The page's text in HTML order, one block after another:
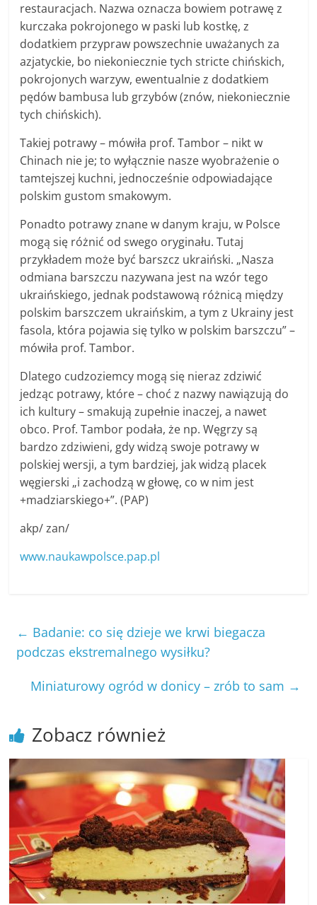
restauracjach. Nazwa oznacza bowiem potrawę z
kurczaka pokrojonego w paski lub kostkę, z
dodatkiem przypraw powszechnie uważanych za
azjatyckie, bo niekoniecznie tych stricte chińskich,
pokrojonych warzyw, ewentualnie z dodatkiem
pędów bambusa lub grzybów (znów, niekoniecznie
tych chińskich).
Takiej potrawy – mówiła prof. Tambor – nikt w
Chinach nie je; to wyłącznie nasze wyobrażenie o
tamtejszej kuchni, jednocześnie odpowiadające
polskim gustom smakowym.
Ponadto potrawy znane w danym kraju, w Polsce
mogą się różnić od swego oryginału. Tutaj
przykładem może być barszcz ukraiński. „Nasza
odmiana barszczu nazywana jest na wzór tego
ukraińskiego, jednak podstawową różnicą między
polskim barszczem ukraińskim, a tym z Ukrainy jest
fasola, która pojawia się tylko w polskim barszczu” –
mówiła prof. Tambor.
Dlatego cudzoziemcy mogą się nieraz zdziwić
jedząc potrawy, które – choć z nazwy nawiązują do
ich kultury – smakują zupełnie inaczej, a nawet
obco. Prof. Tambor podała, że np. Węgrzy są
bardzo zdziwieni, gdy widzą swoje potrawy w
polskiej wersji, a tym bardziej, jak widzą placek
węgierski „i zachodzą w głowę, co w nim jest
+madziarskiego+”. (PAP)
akp/ zan/
www.naukawpolsce.pap.pl
← Badanie: co się dzieje we krwi biegacza
podczas ekstremalnego wysiłku?
Miniaturowy ogród w donicy – zrób to sam →
Zobacz również